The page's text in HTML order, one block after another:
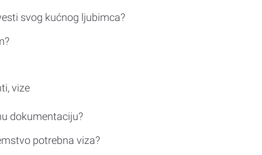
svog kućnog ljubimca?
vize
dokumentaciju?
potrebna viza?